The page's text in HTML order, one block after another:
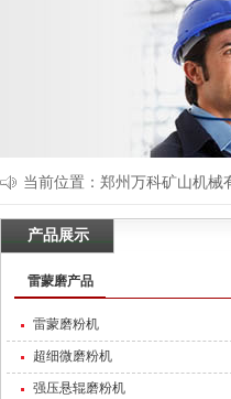
当前位置： 郑州万科矿山机械
产品展示
雷蒙磨产品
雷蒙磨粉机
超细微磨粉机
强压悬辊磨粉机